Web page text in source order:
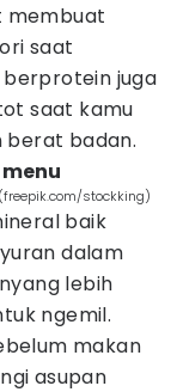
membuat
saat
berprotein juga
saat kamu
berat badan.
stockking)
baik
dalam
lebih
ngemil.
makan
asupan